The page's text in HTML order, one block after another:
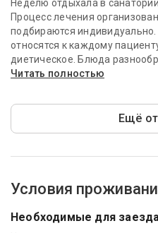
Неделю отдыхала в
Процесс лечения
подбираются
относятся к каждому
диетическое. Блюда
Читать полностью
Ещё
Условия
Необходимые для